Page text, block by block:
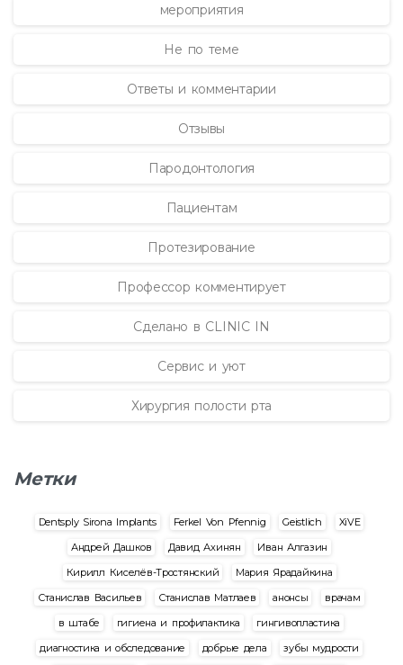
мероприятия
Не по теме
Ответы и комментарии
Отзывы
Пародонтология
Пациентам
Протезирование
Профессор комментирует
Сделано в CLINIC IN
Сервис и уют
Хирургия полости рта
Метки
Dentsply Sirona Implants Ferkel Von Pfennig Geistlich
XiVE
Андрей Дашков
Давид Ахинян
Иван Алгазин
Кирилл Киселёв-Тростянский
Мария Ярадайкина
Станислав Васильев
Станислав Матлаев анонсы
врачам
в штабе
гигиена и профилактика
гингивопластика
диагностика и обследование
добрые дела
зубы мудрости